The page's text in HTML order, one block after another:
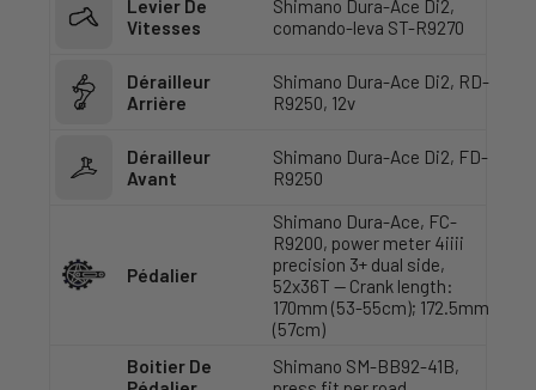
Levier De
Vitesses
Shimano Dura-Ace Di2,
comando-leva ST-R9270
Dérailleur
Arrière
Shimano Dura-Ace Di2, RD-
R9250, 12v
Dérailleur
Avant
Shimano Dura-Ace Di2, FD-
R9250
Pédalier
Shimano Dura-Ace, FC-
R9200, power meter 4iiii
precision 3+ dual side,
52x36T — Crank length:
170mm (53-55cm); 172.5mm
(57cm)
Boitier De
Shimano SM-BB92-41B,